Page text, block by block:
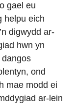
gael eu
helpu eich
digwydd ar-
hwn yn
dangos
ond
mae modd ei
ar-lein